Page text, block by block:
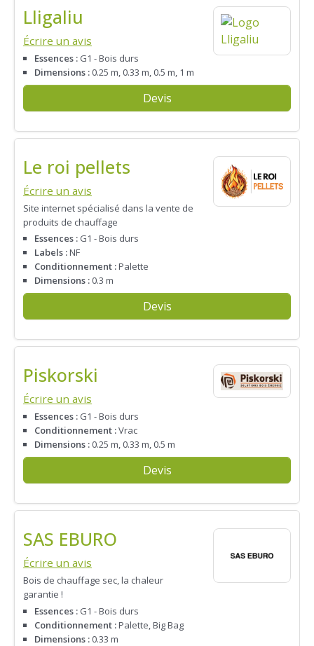
Lligaliu
Écrire un avis
Essences : G1 - Bois durs
Dimensions : 0.25 m, 0.33 m, 0.5 m, 1 m
Devis
Le roi pellets
Écrire un avis
Site internet spécialisé dans la vente de
produits de chauffage
Essences : G1 - Bois durs
Labels :NF
Conditionnement :Palette
Dimensions : 0.3 m
Devis
Piskorski
Écrire un avis
Essences : G1 - Bois durs
Conditionnement :Vrac
Dimensions : 0.25 m, 0.33 m, 0.5 m
Devis
SAS EBURO
Écrire un avis
Bois de chauffage sec, la chaleur
garantie !
Essences : G1 - Bois durs
Conditionnement :Palette, Big Bag
Dimensions : 0.33 m